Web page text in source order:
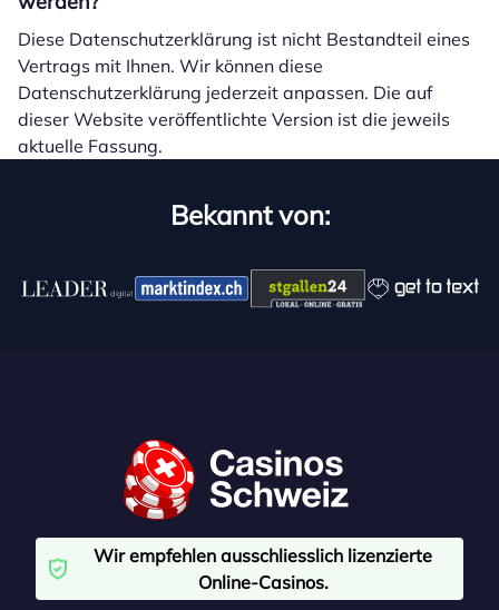
Diese Datenschutzerklärung ist nicht Bestandteil eines
Vertrags mit Ihnen. Wir können diese
Datenschutzerklärung jederzeit anpassen. Die auf
dieser Website veröffentlichte Version ist die jeweils
aktuelle Fassung.
Bekannt von:
Wir empfehlen ausschliesslich lizenzierte
Online-Casinos.